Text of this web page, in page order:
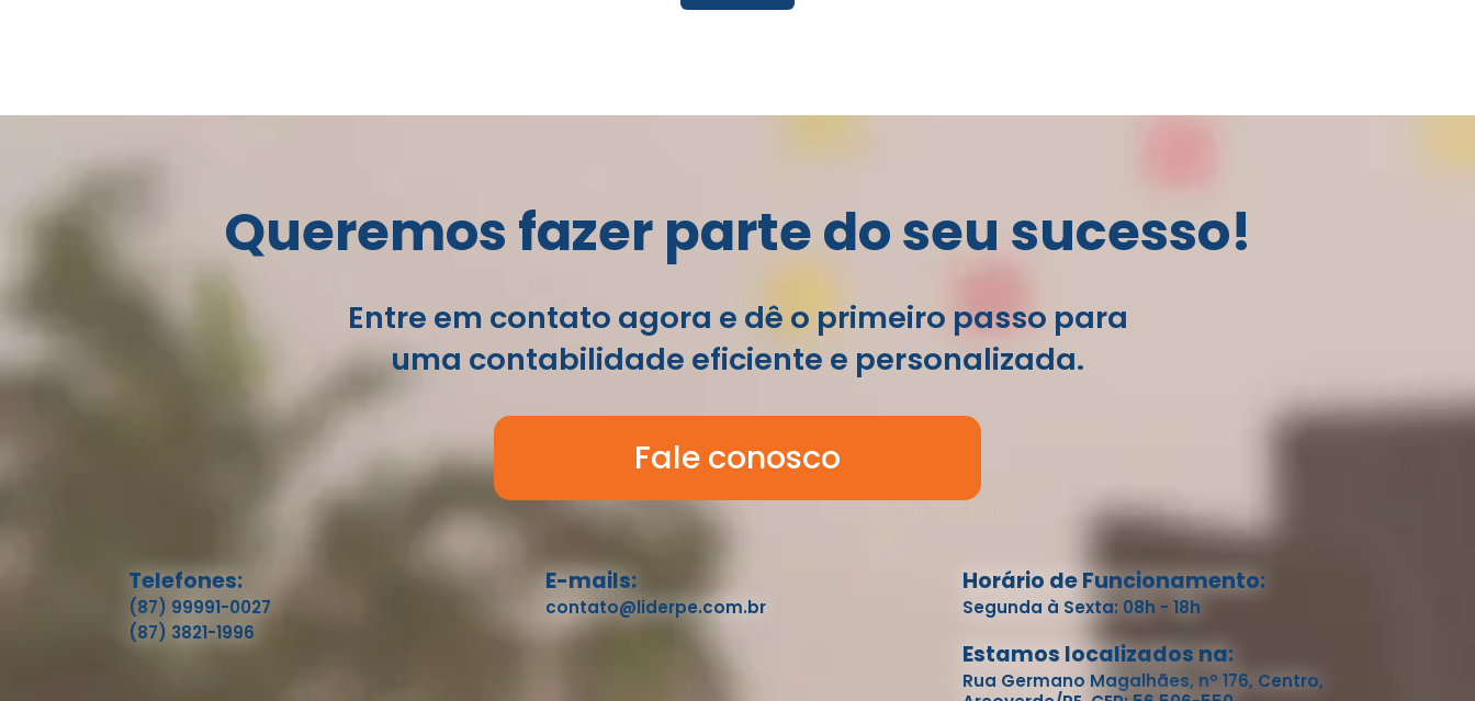
Queremos fazer parte do seu sucesso!
Entre em contato agora e dê o primeiro passo para
uma contabilidade eficiente e personalizada.
Fale conosco
Telefones:
(87) 99991-0027
(87) 3821-1996
E-mails:
contato@liderpe.com.br
Horário de Funcionamento:
Segunda à Sexta: 08h - 18h
Estamos localizados na:
Rua Germano Magalhães, nº 176, Centro,